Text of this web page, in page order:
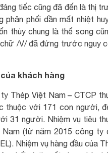
tiếc cũng đã đến là thị
phân phối dần mất nhiệt
thủy chung là thế song
/V/ đã đứng trước nguy
khách hàng
Thép Việt Nam – CTCP
thuộc với 171 con người,
31 người. Nhiệm vụ tiêu
(từ năm 2015 công
Nhiệm vụ hàng đầu của